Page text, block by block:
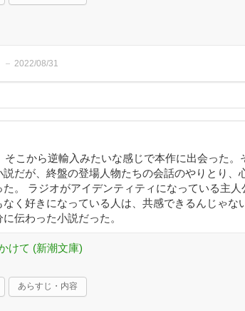
2022/08/31
こから逆輸入みたいな感じで本作に出会った。
だが、終盤の登場人物たちの会話のやりとり、
。 ラジオがアイデンティティになっている主人
く好きになっている人は、共感できるんじゃな
伝わった小説だった。
けて (新潮文庫)
あらすじ・内容